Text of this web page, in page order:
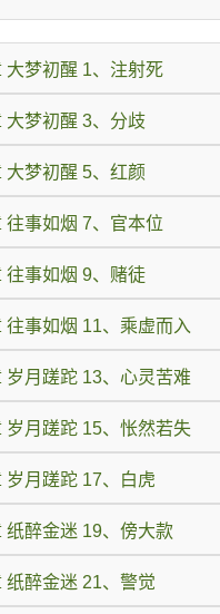
大梦初醒 1、注射死
大梦初醒 3、分歧
大梦初醒 5、红颜
往事如烟 7、官本位
往事如烟 9、赌徒
往事如烟 11、乘虚而入
岁月蹉跎 13、心灵苦难
岁月蹉跎 15、怅然若失
岁月蹉跎 17、白虎
纸醉金迷 19、傍大款
纸醉金迷 21、警觉